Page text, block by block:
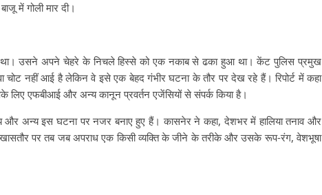
में गोली मार दी।
उसने अपने चेहरे के निचले हिस्से को एक नकाब से ढका हुआ था। केंट पुलिस प्रमुख
चोट नहीं आई है लेकिन वे इसे एक बेहद गंभीर घटना के तौर पर देख रहे हैं। रिपोर्ट में कहा
एफबीआई और अन्य कानून प्रवर्तन एजेंसियों से संपर्क किया है।
अन्य इस घटना पर नजर बनाए हुए हैं। कासनेर ने कहा, देशभर में हालिया तनाव और
पर तब जब अपराध एक किसी व्यक्ति के जीने के तरीके और उसके रूप-रंग, वेशभूषा